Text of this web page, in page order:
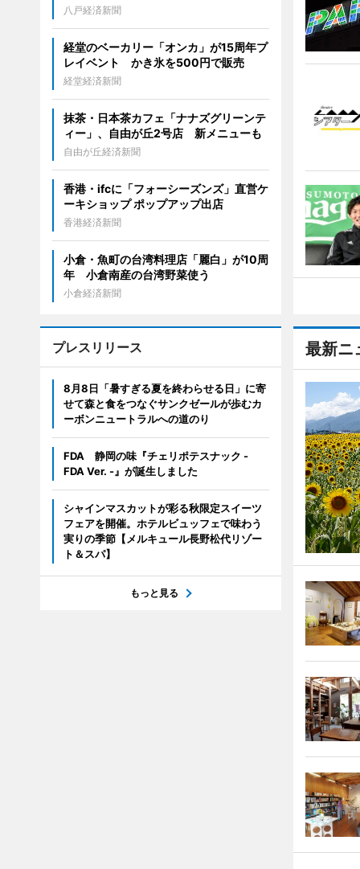
最新ニ
八戸経済新聞
経堂のベーカリー「オンカ」が15周年プ
レイベント かき氷を500円で販売
経堂経済新聞
抹茶・日本茶カフェ「ナナズグリーンテ
ィー」、自由が丘2号店 新メニューも
自由が丘経済新聞
香港・ifcに「フォーシーズンズ」直営ケ
ーキショップ ポップアップ出店
香港経済新聞
小倉・魚町の台湾料理店「麗白」が10周
年 小倉南産の台湾野菜使う
小倉経済新聞
プレスリリース
8月8日「暑すぎる夏を終わらせる日」に寄
せて森と食をつなぐサンクゼールが歩むカ
ーボンニュートラルへの道のり
FDA 静岡の味『チェリポテスナック -
FDA Ver. -』が誕生しました
シャインマスカットが彩る秋限定スイーツ
フェアを開催。ホテルビュッフェで味わう
実りの季節【メルキュール長野松代リゾー
ト＆スパ】
もっと見る